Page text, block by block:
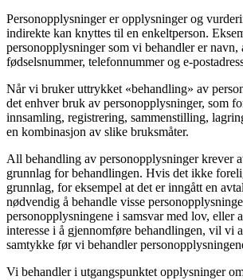
Personopplysninger er opplysninger og
indirekte kan knyttes til en enkeltperson.
personopplysninger som vi behandler er navn,
fødselsnummer, telefonnummer og e-
Når vi bruker uttrykket «behandling» av
det enhver bruk av personopplysninger, som
innsamling, registrering, sammenstilling,
en kombinasjon av slike bruksmåter.
All behandling av personopplysninger krever
grunnlag for behandlingen. Hvis det ikke
grunnlag, for eksempel at det er inngått en
nødvendig å behandle visse
personopplysningene i samsvar med lov, eller
interesse i å gjennomføre behandlingen, vil vi
samtykke før vi behandler
Vi behandler i utgangspunktet opplysninger